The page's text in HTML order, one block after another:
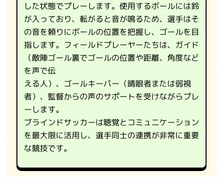
よくある質問
お問い合わせ
関係機関リンク集
利用規約
プライバシーポリシー
した状態でプレーします。使用するボールには鈴
が入っており、転がると音が鳴るため、選手はそ
の音を頼りにボールの位置を把握し、ゴールを目
指します。フィールドプレーヤーたちは、ガイド
（敵陣ゴール裏でゴールの位置や距離、角度など
を声で伝
える人）、ゴールキーパー（晴眼者または弱視
者）、監督からの声のサポートを受けながらプレ
ーします。
ブラインドサッカーは聴覚とコミュニケーション
を最大限に活用し、選手同士の連携が非常に重要
な競技です。